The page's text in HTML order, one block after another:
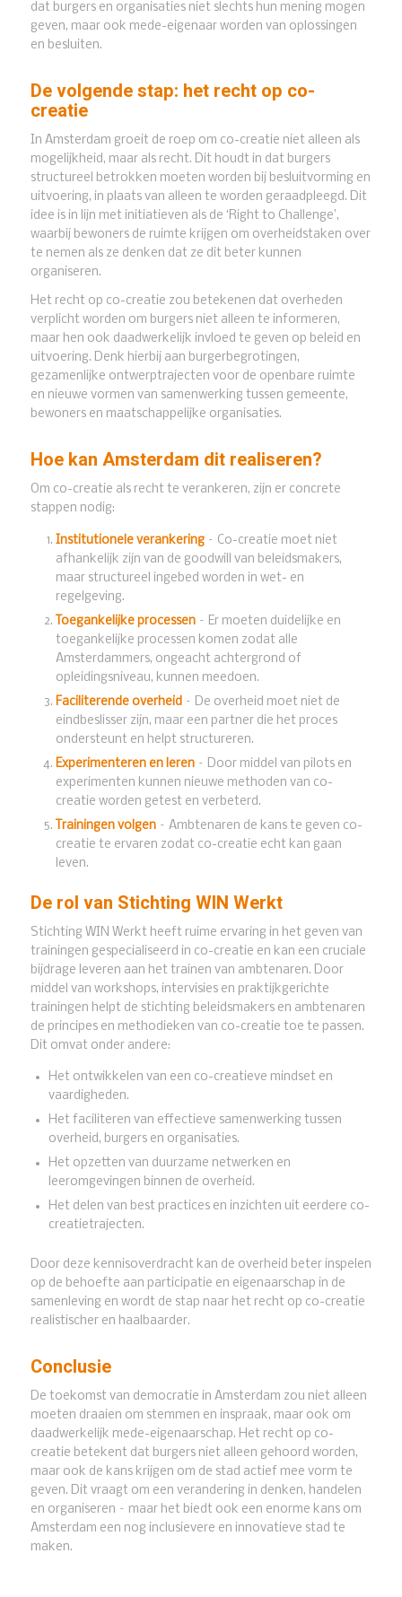
dat burgers en organisaties niet slechts hun mening mogen
geven, maar ook mede-eigenaar worden van oplossingen
en besluiten.
De volgende stap: het recht op co-
creatie
In Amsterdam groeit de roep om co-creatie niet alleen als
mogelijkheid, maar als recht. Dit houdt in dat burgers
structureel betrokken moeten worden bij besluitvorming en
uitvoering, in plaats van alleen te worden geraadpleegd. Dit
idee is in lijn met initiatieven als de ‘Right to Challenge’,
waarbij bewoners de ruimte krijgen om overheidstaken over
te nemen als ze denken dat ze dit beter kunnen
organiseren.
Het recht op co-creatie zou betekenen dat overheden
verplicht worden om burgers niet alleen te informeren,
maar hen ook daadwerkelijk invloed te geven op beleid en
uitvoering. Denk hierbij aan burgerbegrotingen,
gezamenlijke ontwerptrajecten voor de openbare ruimte
en nieuwe vormen van samenwerking tussen gemeente,
bewoners en maatschappelijke organisaties.
Hoe kan Amsterdam dit realiseren?
Om co-creatie als recht te verankeren, zijn er concrete
stappen nodig:
Institutionele verankering– Co-creatie moet niet
afhankelijk zijn van de goodwill van beleidsmakers,
maar structureel ingebed worden in wet- en
regelgeving.
Toegankelijke processen– Er moeten duidelijke en
toegankelijke processen komen zodat alle
Amsterdammers, ongeacht achtergrond of
opleidingsniveau, kunnen meedoen.
Faciliterende overheid – De overheid moet niet de
eindbeslisser zijn, maar een partner die het proces
ondersteunt en helpt structureren.
Experimenteren en leren– Door middel van pilots en
experimenten kunnen nieuwe methoden van co-
creatie worden getest en verbeterd.
Trainingen volgen– Ambtenaren de kans te geven co-
creatie te ervaren zodat co-creatie echt kan gaan
leven.
De rol van Stichting WIN Werkt
Stichting WIN Werkt heeft ruime ervaring in het geven van
trainingen gespecialiseerd in co-creatie en kan een cruciale
bijdrage leveren aan het trainen van ambtenaren. Door
middel van workshops, intervisies en praktijkgerichte
trainingen helpt de stichting beleidsmakers en ambtenaren
de principes en methodieken van co-creatie toe te passen.
Dit omvat onder andere:
Het ontwikkelen van een co-creatieve mindset en
vaardigheden.
Het faciliteren van effectieve samenwerking tussen
overheid, burgers en organisaties.
Het opzetten van duurzame netwerken en
leeromgevingen binnen de overheid.
Het delen van best practices en inzichten uit eerdere co-
creatietrajecten.
Door deze kennisoverdracht kan de overheid beter inspelen
op de behoefte aan participatie en eigenaarschap in de
samenleving en wordt de stap naar het recht op co-creatie
realistischer en haalbaarder.
Conclusie
De toekomst van democratie in Amsterdam zou niet alleen
moeten draaien om stemmen en inspraak, maar ook om
daadwerkelijk mede-eigenaarschap. Het recht op co-
creatie betekent dat burgers niet alleen gehoord worden,
maar ook de kans krijgen om de stad actief mee vorm te
geven. Dit vraagt om een verandering in denken, handelen
en organiseren – maar het biedt ook een enorme kans om
Amsterdam een nog inclusievere en innovatieve stad te
maken.